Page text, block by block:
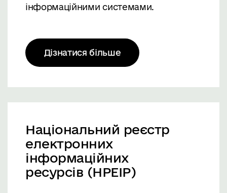
інформаційними системами.
Дізнатися більше
Національний реєстр
електронних
інформаційних
ресурсів (НРЕІР)